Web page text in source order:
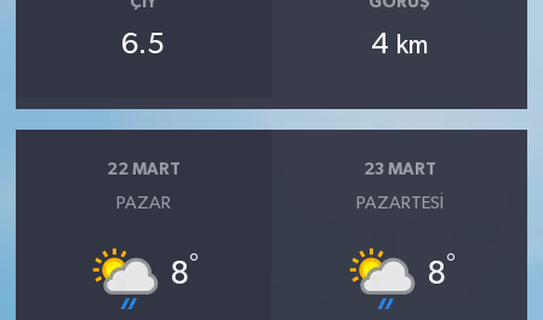
6.5 4 km
22 MART
PAZAR
8°
23 MART
PAZARTESI
8°